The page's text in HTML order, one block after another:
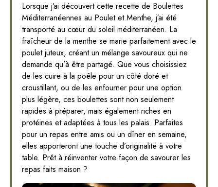
Lorsque j’ai découvert cette recette de Boulettes
Méditerranéennes au Poulet et Menthe, j’ai été
transporté au cœur du soleil méditerranéen. La
fraîcheur de la menthe se marie parfaitement avec le
poulet juteux, créant un mélange savoureux qui ne
demande qu’à être partagé. Que vous choisissiez
de les cuire à la poêle pour un côté doré et
croustillant, ou de les enfourner pour une option
plus légère, ces boulettes sont non seulement
rapides à préparer, mais également riches en
protéines et adaptées à tous les palais. Parfaites
pour un repas entre amis ou un dîner en semaine,
elles apporteront une touche d’originalité à votre
table. Prêt à réinventer votre façon de savourer les
repas faits maison ?